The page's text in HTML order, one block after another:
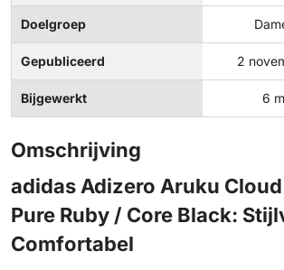
Doelgroep
Gepubliceerd 2
Bijgewerkt 6
Omschrijving
adidas Adizero Aruku
Pure Ruby / Core Black:
Comfortabel